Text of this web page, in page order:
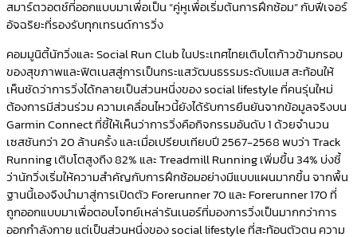
สมาร์ตวอตช์ที่ออกแบบมาเพื่อเป็น “คู่หูเพื่อเริ่มต้นการฝึกซ้อม” กับฟีเจอร์
อัจฉริยะที่รองรับทุกเทรนด์การวิ่ง
คอมมูนิตี้นักวิ่งและ Social Run Club ในประเทศไทยเติบโตก้าวข้ามกรอบ
ของสุขภาพและฟิตเนสสู่การเป็นกระแสวัฒนธรรมระดับแมส สะท้อนให้
เห็นชัดว่าการวิ่งได้กลายเป็นส่วนหนึ่งของ social lifestyle ที่คนรุ่นใหม่
ต้องการมีส่วนร่วม ความเคลื่อนไหวนี้ยังได้รับการยืนยันจากข้อมูลจริงบน
Garmin Connect ที่ชี้ให้เห็นว่าการวิ่งคือกิจกรรมอันดับ 1 ด้วยจำนวน
เซสชันกว่า 20 ล้านครั้ง และเมื่อเปรียบเทียบปี 2567-2568 พบว่า Track
Running เติบโตสูงถึง 82% และ Treadmill Running เพิ่มขึ้น 34% บ่งชี้
ว่านักวิ่งเริ่มให้ความสำคัญกับการฝึกซ้อมอย่างมีแบบแผนมากขึ้น จากพื้น
ฐานนี้เองจึงนำมาสู่การเปิดตัว Forerunner 70 และ Forerunner 170 ที่
ถูกออกแบบมาเพื่อตอบโจทย์เหล่ารันเนอร์ที่มองการวิ่งเป็นมากกว่าการ
ออกกำลังกาย แต่เป็นส่วนหนึ่งของ social lifestyle ที่สะท้อนตัวตน ความ